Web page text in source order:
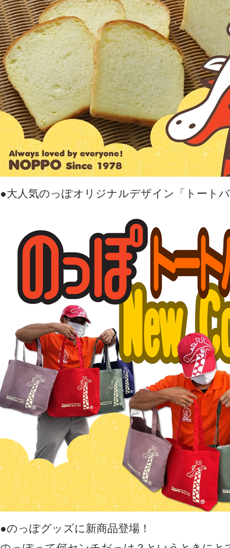
●大人気のっぽオリジナルデザイン「トート
●のっぽグッズに新商品登場！